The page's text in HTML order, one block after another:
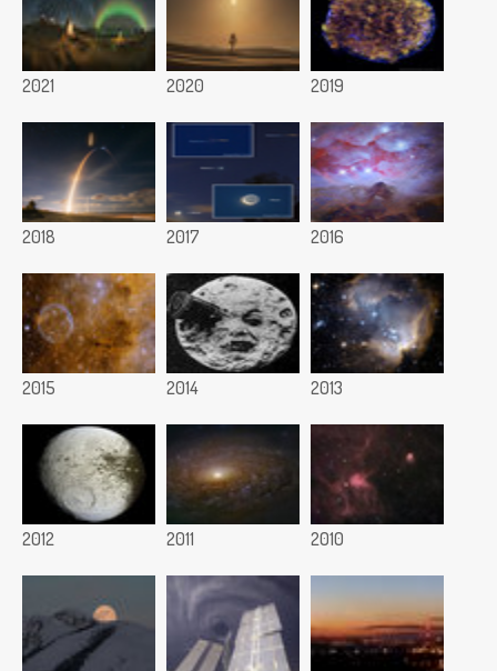
2021 2020 2019
2018 2017 2016
2015 2014 2013
2012 2011 2010